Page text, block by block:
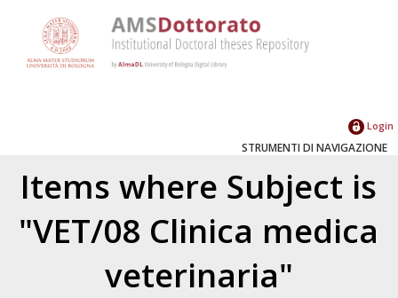
Login
STRUMENTI DI NAVIGAZIONE
Items where Subject is
"VET/08 Clinica medica
veterinaria"